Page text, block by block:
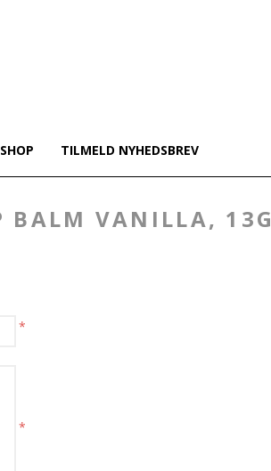
TILMELD NYHEDSBREV
BALM VANILLA, 13G
*
*